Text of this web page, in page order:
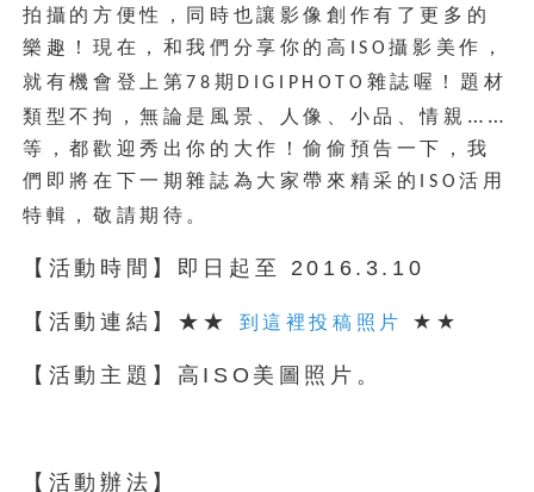
拍攝的方便性，同時也讓影像創作有了更多的
樂趣！現在，和我們分享你的高 ISO攝影美作，
就有機會登上第78 期 DIGIPHOTO 雜誌喔！題材
類型不拘，無論是風景、人像、小品、情親……
等，都歡迎秀出你的大作！偷偷預告一下，我
們即將在下一期雜誌為大家帶來精采的 ISO活用
特輯，敬請期待。
【活動時間】即日起至 2016.3.10
【活動連結】★★ 到這裡投稿照片 ★★
【活動主題】高ISO美圖照片。
【活動辦法】